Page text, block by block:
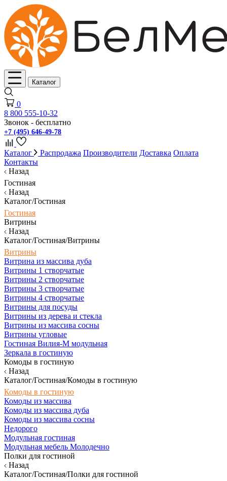
Каталог
0
8 800 555-10-32
Звонок - бесплатно
+7 (495) 646-49-78
Каталог Распродажа Производители Доставка Оплата
Контакты
Назад
Гостиная
Назад
Каталог/Гостиная
Гостиная
Витрины
Назад
Каталог/Гостиная/Витрины
Витрины
Витрина из массива дуба
Витрины 1 створчатые
Витрины 2 створчатые
Витрины 3 створчатые
Витрины 4 створчатые
Витрины для посуды
Витрины из дерева и стекла
Витрины из массива сосны
Витрины угловые
Гостиная Вилия-М модульная
Зеркала в гостиную
Комоды в гостиную
Назад
Каталог/Гостиная/Комоды в гостиную
Комоды в гостиную
Комоды из массива
Комоды из массива дуба
Комоды из массива сосны
Недорого
Модульная гостиная
Модульная мебель Молодечно
Полки для гостиной
Назад
Каталог/Гостиная/Полки для гостиной